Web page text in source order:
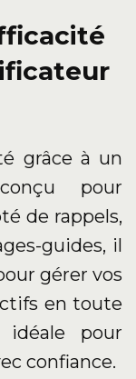
grâce à un
pour
de rappels,
guides, il
gérer vos
en toute
idéale pour
confiance.